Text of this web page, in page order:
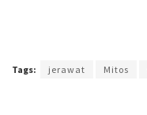
Tags: jerawat Mitos